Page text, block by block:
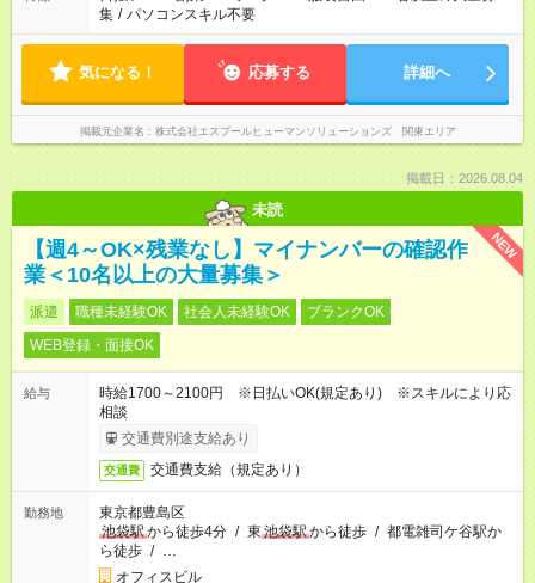
集 / パソコンスキル不要
気になる！ 応募する 詳細へ
掲載元企業名 株式会社エスプールヒューマンソリューションズ 関東エリア
掲載日：2026.08.04
未読
NEW
【週4～OK×残業なし】マイナンバーの確認作
業＜10名以上の大量募集＞
派遣 職種未経験OK 社会人未経験OK
ブランクOK
WEB登録・面接OK
給与
時給1700～2100円 ※日払いOK(規定あり) ※スキルにより応
相談
交通費別途支給あり
交通費 交通費支給（規定あり）
勤務地
東京都豊島区
池袋駅から徒歩4分 / 東 池袋駅から徒歩 / 都電雑司ケ谷駅か
ら徒歩 / …
オフィスビル